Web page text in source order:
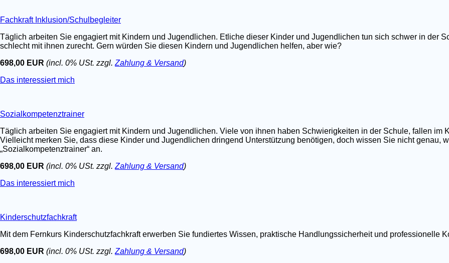
Fachkraft Inklusion/Schulbegleiter
Täglich arbeiten Sie engagiert mit Kindern und Jugendlichen. Etliche dieser Kinder und Jugendlichen tun sich schwer in der
schlecht mit ihnen zurecht. Gern würden Sie diesen Kindern und Jugendlichen helfen, aber wie?
698,00 EUR (incl. 0% USt. zzgl. Zahlung & Versand)
Das interessiert mich
Sozialkompetenztrainer
Täglich arbeiten Sie engagiert mit Kindern und Jugendlichen. Viele von ihnen haben Schwierigkeiten in der Schule, fallen im
Vielleicht merken Sie, dass diese Kinder und Jugendlichen dringend Unterstützung benötigen, doch wissen Sie nicht genau,
„Sozialkompetenztrainer“ an.
698,00 EUR (incl. 0% USt. zzgl. Zahlung & Versand)
Das interessiert mich
Kinderschutzfachkraft
Mit dem Fernkurs Kinderschutzfachkraft erwerben Sie fundiertes Wissen, praktische Handlungssicherheit und professionelle
698,00 EUR (incl. 0% USt. zzgl. Zahlung & Versand)